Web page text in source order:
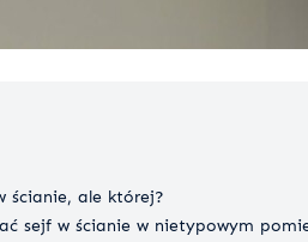
ścianie, ale której?
sejf w ścianie w nietypowym